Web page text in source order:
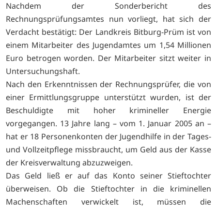
Nachdem der Sonderbericht des
Rechnungsprüfungsamtes nun vorliegt, hat sich der
Verdacht bestätigt: Der Landkreis Bitburg-Prüm ist von
einem Mitarbeiter des Jugendamtes um 1,54 Millionen
Euro betrogen worden. Der Mitarbeiter sitzt weiter in
Untersuchungshaft.
Nach den Erkenntnissen der Rechnungsprüfer, die von
einer Ermittlungsgruppe unterstützt wurden, ist der
Beschuldigte mit hoher krimineller Energie
vorgegangen. 13 Jahre lang – vom 1. Januar 2005 an –
hat er 18 Personenkonten der Jugendhilfe in der Tages-
und Vollzeitpflege missbraucht, um Geld aus der Kasse
der Kreisverwaltung abzuzweigen.
Das Geld ließ er auf das Konto seiner Stieftochter
überweisen. Ob die Stieftochter in die kriminellen
Machenschaften verwickelt ist, müssen die